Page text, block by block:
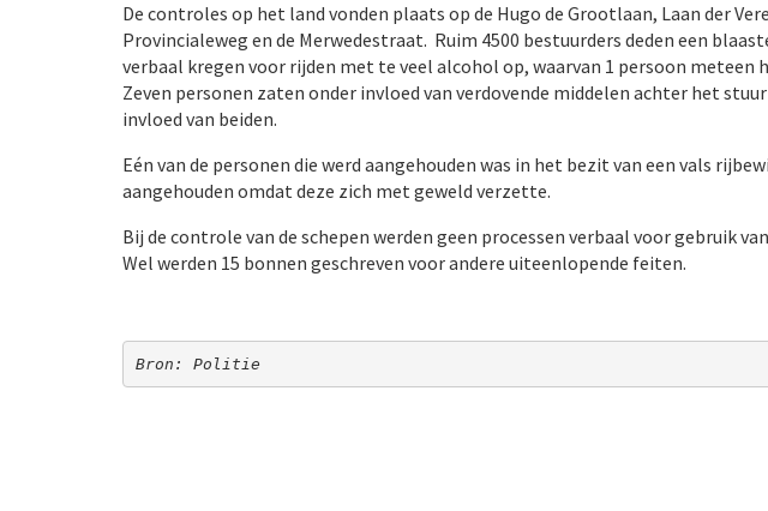
De controles op het land vonden plaats op de Hugo de Grootlaan, Laan der
Provincialeweg en de Merwedestraat. Ruim 4500 bestuurders deden een
verbaal kregen voor rijden met te veel alcohol op, waarvan 1 persoon meteen
Zeven personen zaten onder invloed van verdovende middelen achter het
invloed van beiden.
Eén van de personen die werd aangehouden was in het bezit van een vals
aangehouden omdat deze zich met geweld verzette.
Bij de controle van de schepen werden geen processen verbaal voor gebruik
Wel werden 15 bonnen geschreven voor andere uiteenlopende feiten.
Bron: Politie